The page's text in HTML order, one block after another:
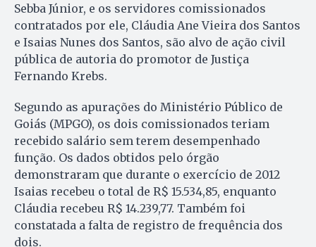
Sebba Júnior, e os servidores comissionados
contratados por ele, Cláudia Ane Vieira dos Santos
e Isaias Nunes dos Santos, são alvo de ação civil
pública de autoria do promotor de Justiça
Fernando Krebs.
Segundo as apurações do Ministério Público de
Goiás (MPGO), os dois comissionados teriam
recebido salário sem terem desempenhado
função. Os dados obtidos pelo órgão
demonstraram que durante o exercício de 2012
Isaias recebeu o total de R$ 15.534,85, enquanto
Cláudia recebeu R$ 14.239,77. Também foi
constatada a falta de registro de frequência dos
dois.